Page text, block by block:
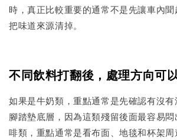
時，真正比較重要的通常不是先讓車內
把味道來源清掉。
不同飲料打翻後，處理方向可
如果是牛奶類，重點通常是先確認有沒
腳踏墊底層，因為這類殘留後面最容易
啡類，重點通常是看布面、地毯和杯架